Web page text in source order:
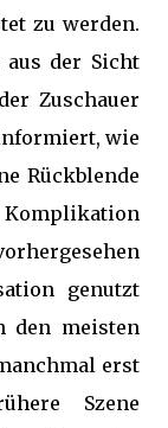
zu werden.
der Sicht
Zuschauer
wie
Rückblende
genutzt
den meisten
erst
Szene